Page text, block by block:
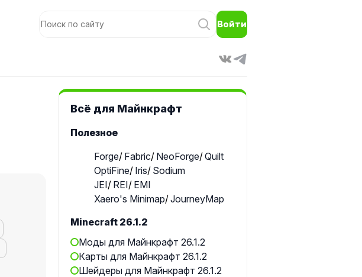
Войти
Всё для Майнкрафт
Полезное
Forge Fabric NeoForge Quilt
OptiFine Iris Sodium
JEI REI EMI
Xaero's Minimap JourneyMap
Minecraft 26.1.2
Моды для Майнкрафт 26.1.2
Карты для Майнкрафт 26.1.2
Шейдеры для Майнкрафт 26.1.2